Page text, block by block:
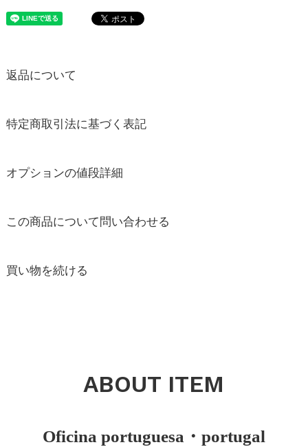
返品について
特定商取引法に基づく表記
オプションの値段詳細
この商品について問い合わせる
買い物を続ける
ABOUT ITEM
Oficina portuguesa・portugal